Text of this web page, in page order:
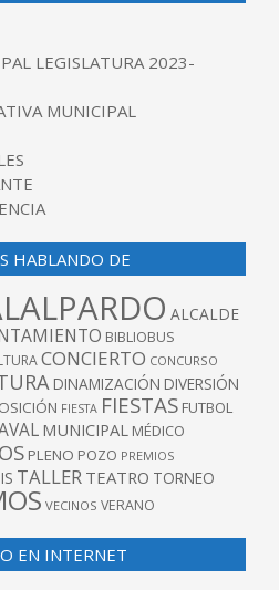
LEGISLATURA 2023-
MUNICIPAL
HABLANDO DE
ALCALDE
BIBLIOBUS
CONCIERTO CONCURSO
DINAMIZACIÓN DIVERSIÓN
FIESTA FIESTAS FUTBOL
MUNICIPAL MÉDICO
PLENO POZO PREMIOS
TALLER TEATRO TORNEO
VECINOS VERANO
EN INTERNET